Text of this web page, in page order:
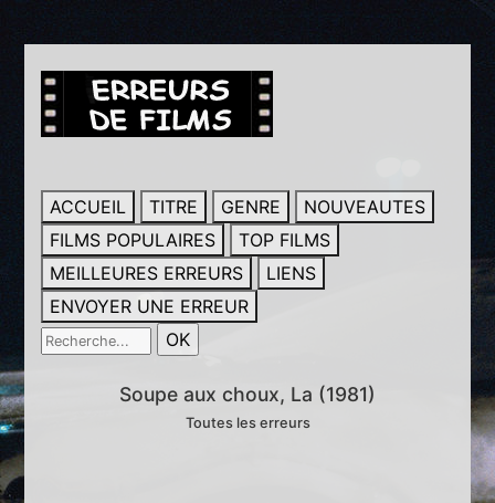
ACCUEIL TITRE GENRE
NOUVEAUTES
FILMS POPULAIRES
TOP FILMS
MEILLEURES ERREURS
LIENS
ENVOYER UNE ERREUR
Soupe aux choux, La (1981)
Toutes les erreurs